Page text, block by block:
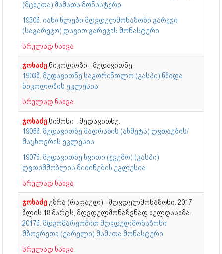
(მცხეთა) მამათა მონასტერი
1930წ. იანი წლები მღვდელმონაზონი გარეჯი
(საგარეჯო) დავით გარეჯის მონასტერი
სრულად ნახვა
ჯოხაძე ნიკოლოზი - მედავითნე.
1903წ. მედავითნე საკორინთლო (კასპი) წმიდა
ნიკოლოზის ეკლესია
სრულად ნახვა
ჯოხაძე სიმონი - მედავითნე.
1905წ. მედავითნე მაღრანის (ახმეტა) ღვთაების/
მაცხოვრის ეკლესია
1907წ. მედავითნე ხვითი (ქვემო) (კასპი)
ღვთიმშობლის მიძინების ეკლესია
სრულად ნახვა
ჯოხაძე ეზრა (რაფაელ) - მღვდელმონაზონი. 2017
წლის 18 მარტს, მღვდელმონაზვნად ხელდასხმა.
2017წ. მდგომარეობით მღვდელმონაზონი
მზოვრეთი (ქარელი) მამათა მონასტერი
სრულად ნახვა